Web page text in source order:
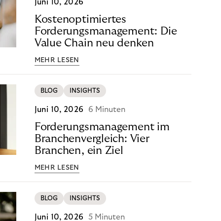
Juni 10, 2026
Kostenoptimiertes
Forderungsmanagement: Die
Value Chain neu denken
MEHR LESEN
BLOG INSIGHTS
Juni 10, 2026 6 Minuten
Forderungsmanagement im
Branchenvergleich: Vier
Branchen, ein Ziel
MEHR LESEN
BLOG INSIGHTS
Juni 10, 2026 5 Minuten